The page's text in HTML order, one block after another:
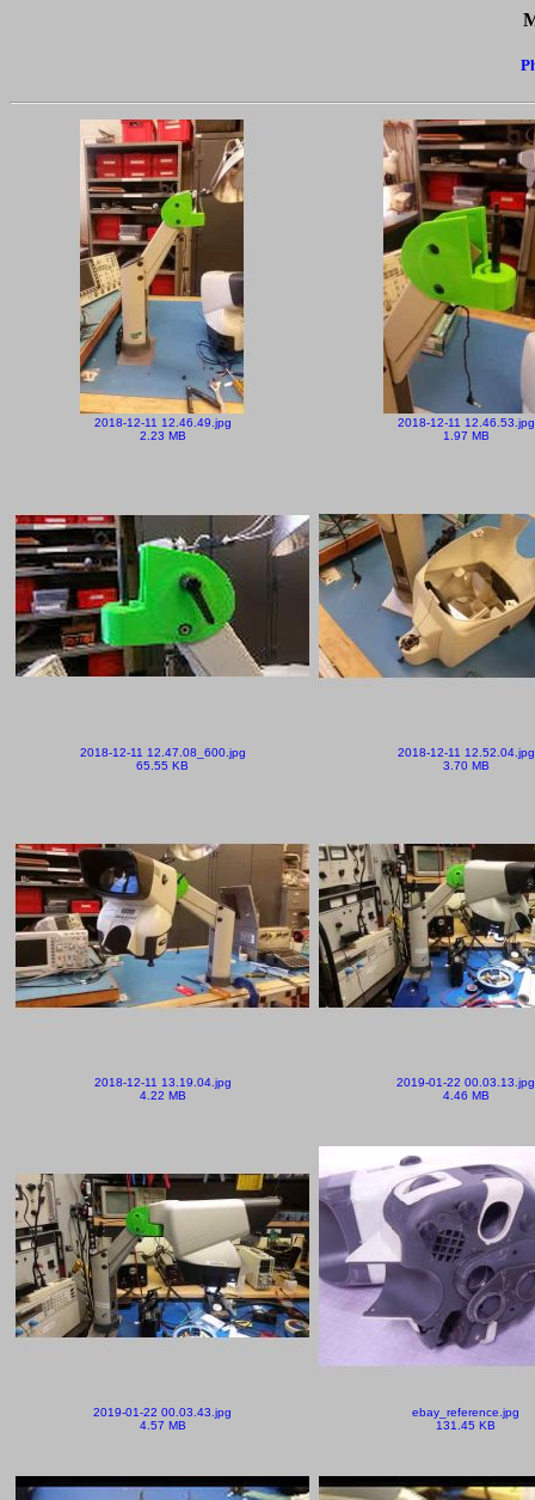
2018-12-11 12.46.49.jpg
2.23 MB
2018-12-11 12.46.53.jpg
1.97 MB
2018-12-11 12.47.08_600.jpg
65.55 KB
2018-12-11 12.52.04.jpg
3.70 MB
2018-12-11 13.19.04.jpg
4.22 MB
2019-01-22 00.03.13.jpg
4.46 MB
2019-01-22 00.03.43.jpg
4.57 MB
ebay_reference.jpg
131.45 KB